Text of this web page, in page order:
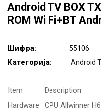
Android TV BOX
ROM Wi Fi+BT
Шифра: 55106
Категорија: Android
Item
Description
Hardware
CPU Allwinner